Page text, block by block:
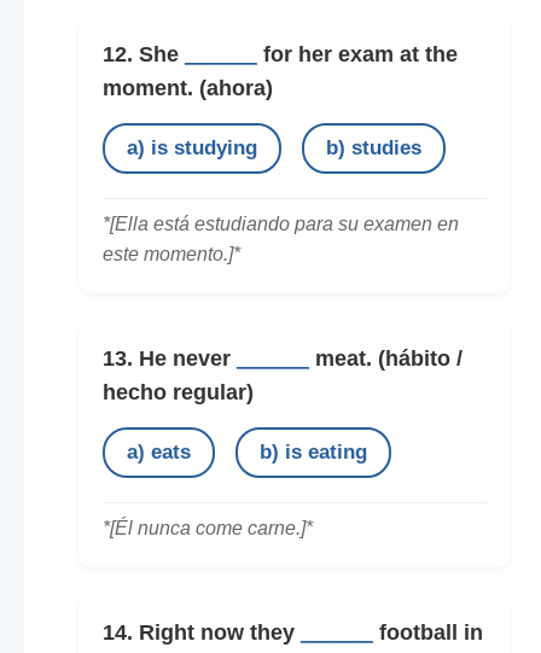
12. She
for her exam at the
moment. (ahora)
a) is studying b) studies
*[Ella está estudiando para su examen en
este momento.]*
13. He never meat. (hábito /
hecho regular)
a) eats b) is eating
*[Él nunca come carne.]*
14. Right now they
football in